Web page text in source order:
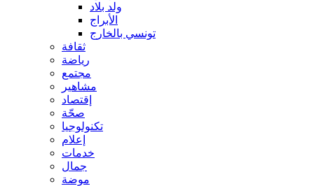
ولد بلاد
الأبراج
تونسي بالخارج
ثقافة
رياضة
مجتمع
مشاهير
إقتصاد
صحّة
تكنولوجيا
إعلام
خدمات
جمال
موضة